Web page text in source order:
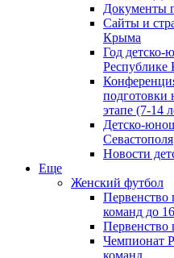
Документы
Сайты и
Крыма
Год детско-
подготовки
этапе (7-14
Детско-
Севастополя
Новости
Еще
Женский футбол
Первенство
команд до
Первенство
Чемпионат
команд